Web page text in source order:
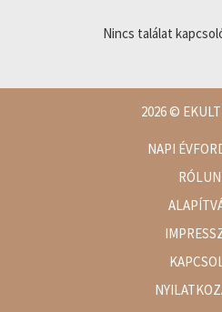
Nincs találat
2026©
NAPI